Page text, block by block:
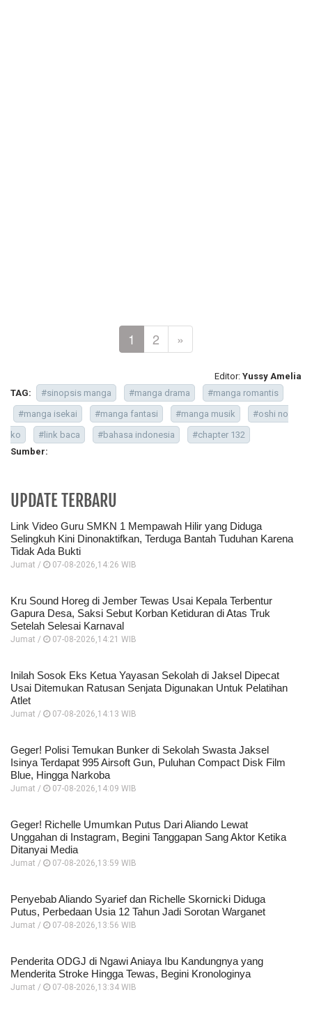
1 2 »
Editor: Yussy Amelia
TAG:
#sinopsis manga #manga drama
#manga romantis
#manga isekai
#manga fantasi #manga musik
#oshi no
ko
#link baca #bahasa indonesia
#chapter 132
Sumber:
UPDATE TERBARU
Link Video Guru SMKN 1 Mempawah Hilir yang Diduga
Selingkuh Kini Dinonaktifkan, Terduga Bantah Tuduhan Karena
Tidak Ada Bukti
Jumat / 07-08-2026,14:26 WIB
Kru Sound Horeg di Jember Tewas Usai Kepala Terbentur
Gapura Desa, Saksi Sebut Korban Ketiduran di Atas Truk
Setelah Selesai Karnaval
Jumat / 07-08-2026,14:21 WIB
Inilah Sosok Eks Ketua Yayasan Sekolah di Jaksel Dipecat
Usai Ditemukan Ratusan Senjata Digunakan Untuk Pelatihan
Atlet
Jumat / 07-08-2026,14:13 WIB
Geger! Polisi Temukan Bunker di Sekolah Swasta Jaksel
Isinya Terdapat 995 Airsoft Gun, Puluhan Compact Disk Film
Blue, Hingga Narkoba
Jumat / 07-08-2026,14:09 WIB
Geger! Richelle Umumkan Putus Dari Aliando Lewat
Unggahan di Instagram, Begini Tanggapan Sang Aktor Ketika
Ditanyai Media
Jumat / 07-08-2026,13:59 WIB
Penyebab Aliando Syarief dan Richelle Skornicki Diduga
Putus, Perbedaan Usia 12 Tahun Jadi Sorotan Warganet
Jumat / 07-08-2026,13:56 WIB
Penderita ODGJ di Ngawi Aniaya Ibu Kandungnya yang
Menderita Stroke Hingga Tewas, Begini Kronologinya
Jumat / 07-08-2026,13:34 WIB